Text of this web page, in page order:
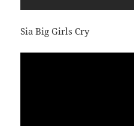
Sia Big Girls Cry